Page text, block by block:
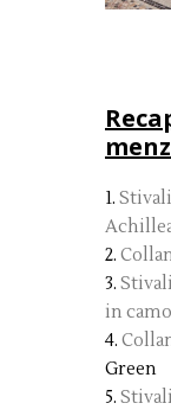
1.
2.
3.
in
4.
Green
5.